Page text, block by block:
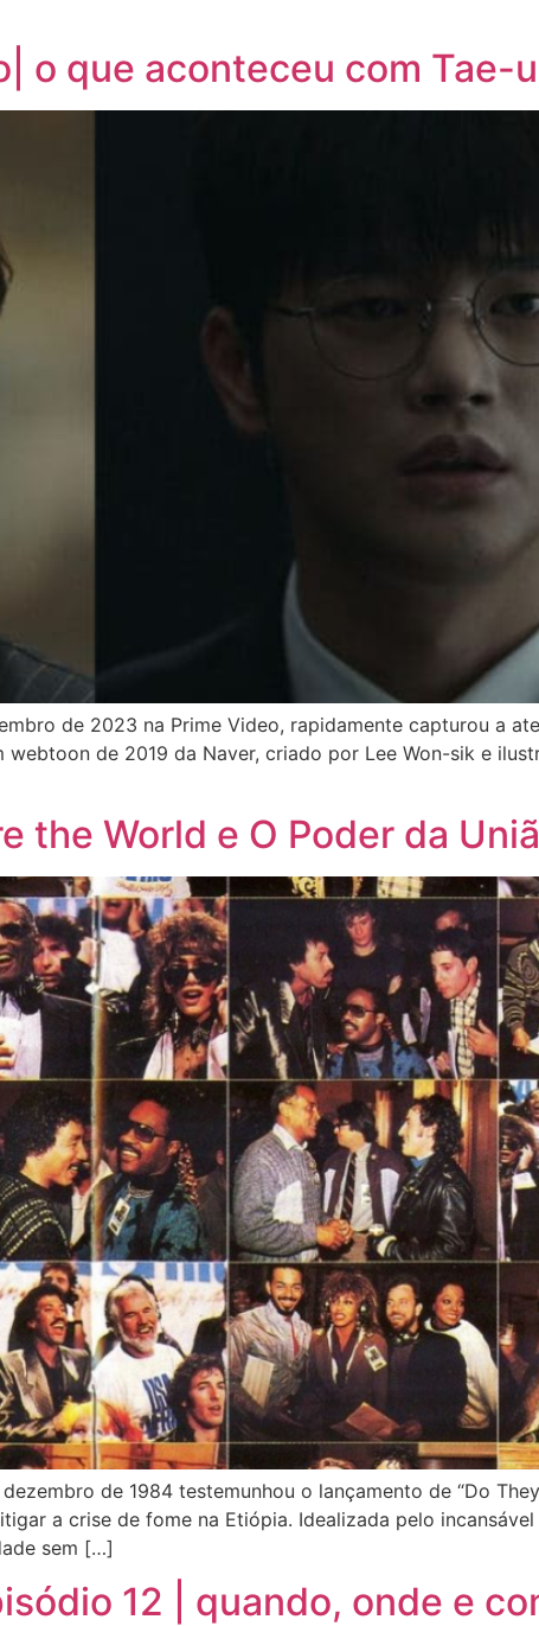
o que aconteceu com Tae-
de 2023 na Prime Video, rapidamente capturou a
de 2019 da Naver, criado por Lee Won-sik e
the World e O Poder da
de 1984 testemunhou o lançamento de “Do They
a crise de fome na Etiópia. Idealizada pelo
sem […]
12 | quando, onde e